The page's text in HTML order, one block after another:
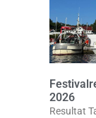
2026
Resultat